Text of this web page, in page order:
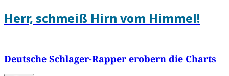
Herr, schmeiß Hirn vom Himmel!
Deutsche Schlager-Rapper erobern die Charts